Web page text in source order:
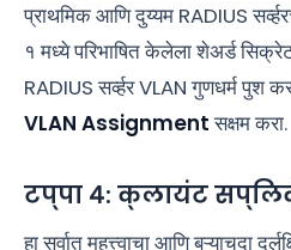
प्राथमिक आणि दुय्यम RADIUS
१ मध्ये परिभाषित केलेला शेअर्ड
RADIUS सर्व्हर VLAN गुणधर्म पुश
VLAN Assignmentसक्षम करा.
टप्पा ४: क्लायंट
हा सर्वात महत्त्वाचा आणि बऱ्याचदा